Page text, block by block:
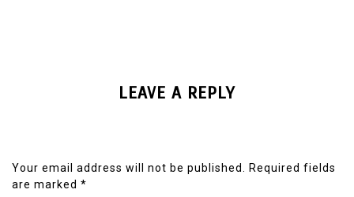
LEAVE A REPLY
Your email address will not be published.
Required fields
are marked *